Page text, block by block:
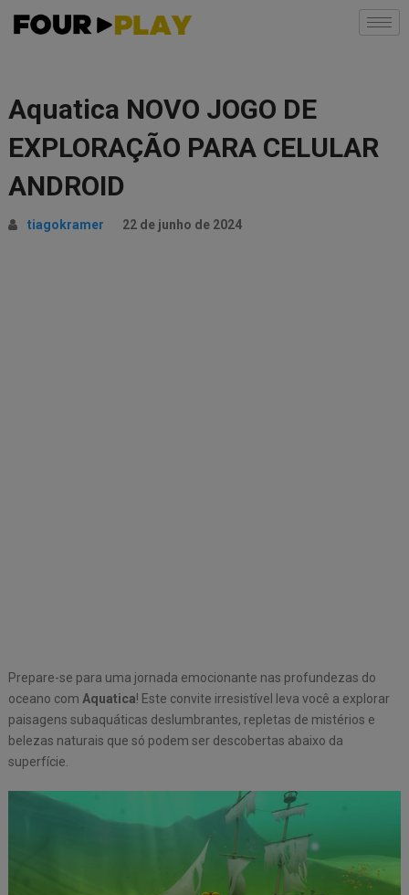
Aquatica NOVO JOGO DE
EXPLORAÇÃO PARA CELULAR
ANDROID
tiagokramer 22 de junho de 2024
Prepare-se para uma jornada emocionante nas profundezas do
oceano com Aquatica! Este convite irresistível leva você a explorar
paisagens subaquáticas deslumbrantes, repletas de mistérios e
belezas naturais que só podem ser descobertas abaixo da
superfície.